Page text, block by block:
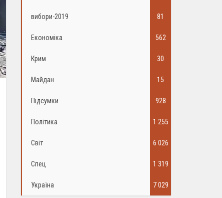
вибори-2019 81
Економіка 562
Крим 30
Майдан 15
Підсумки 928
Політика 1 255
Світ 6 026
Спец 1 319
Україна 7 029